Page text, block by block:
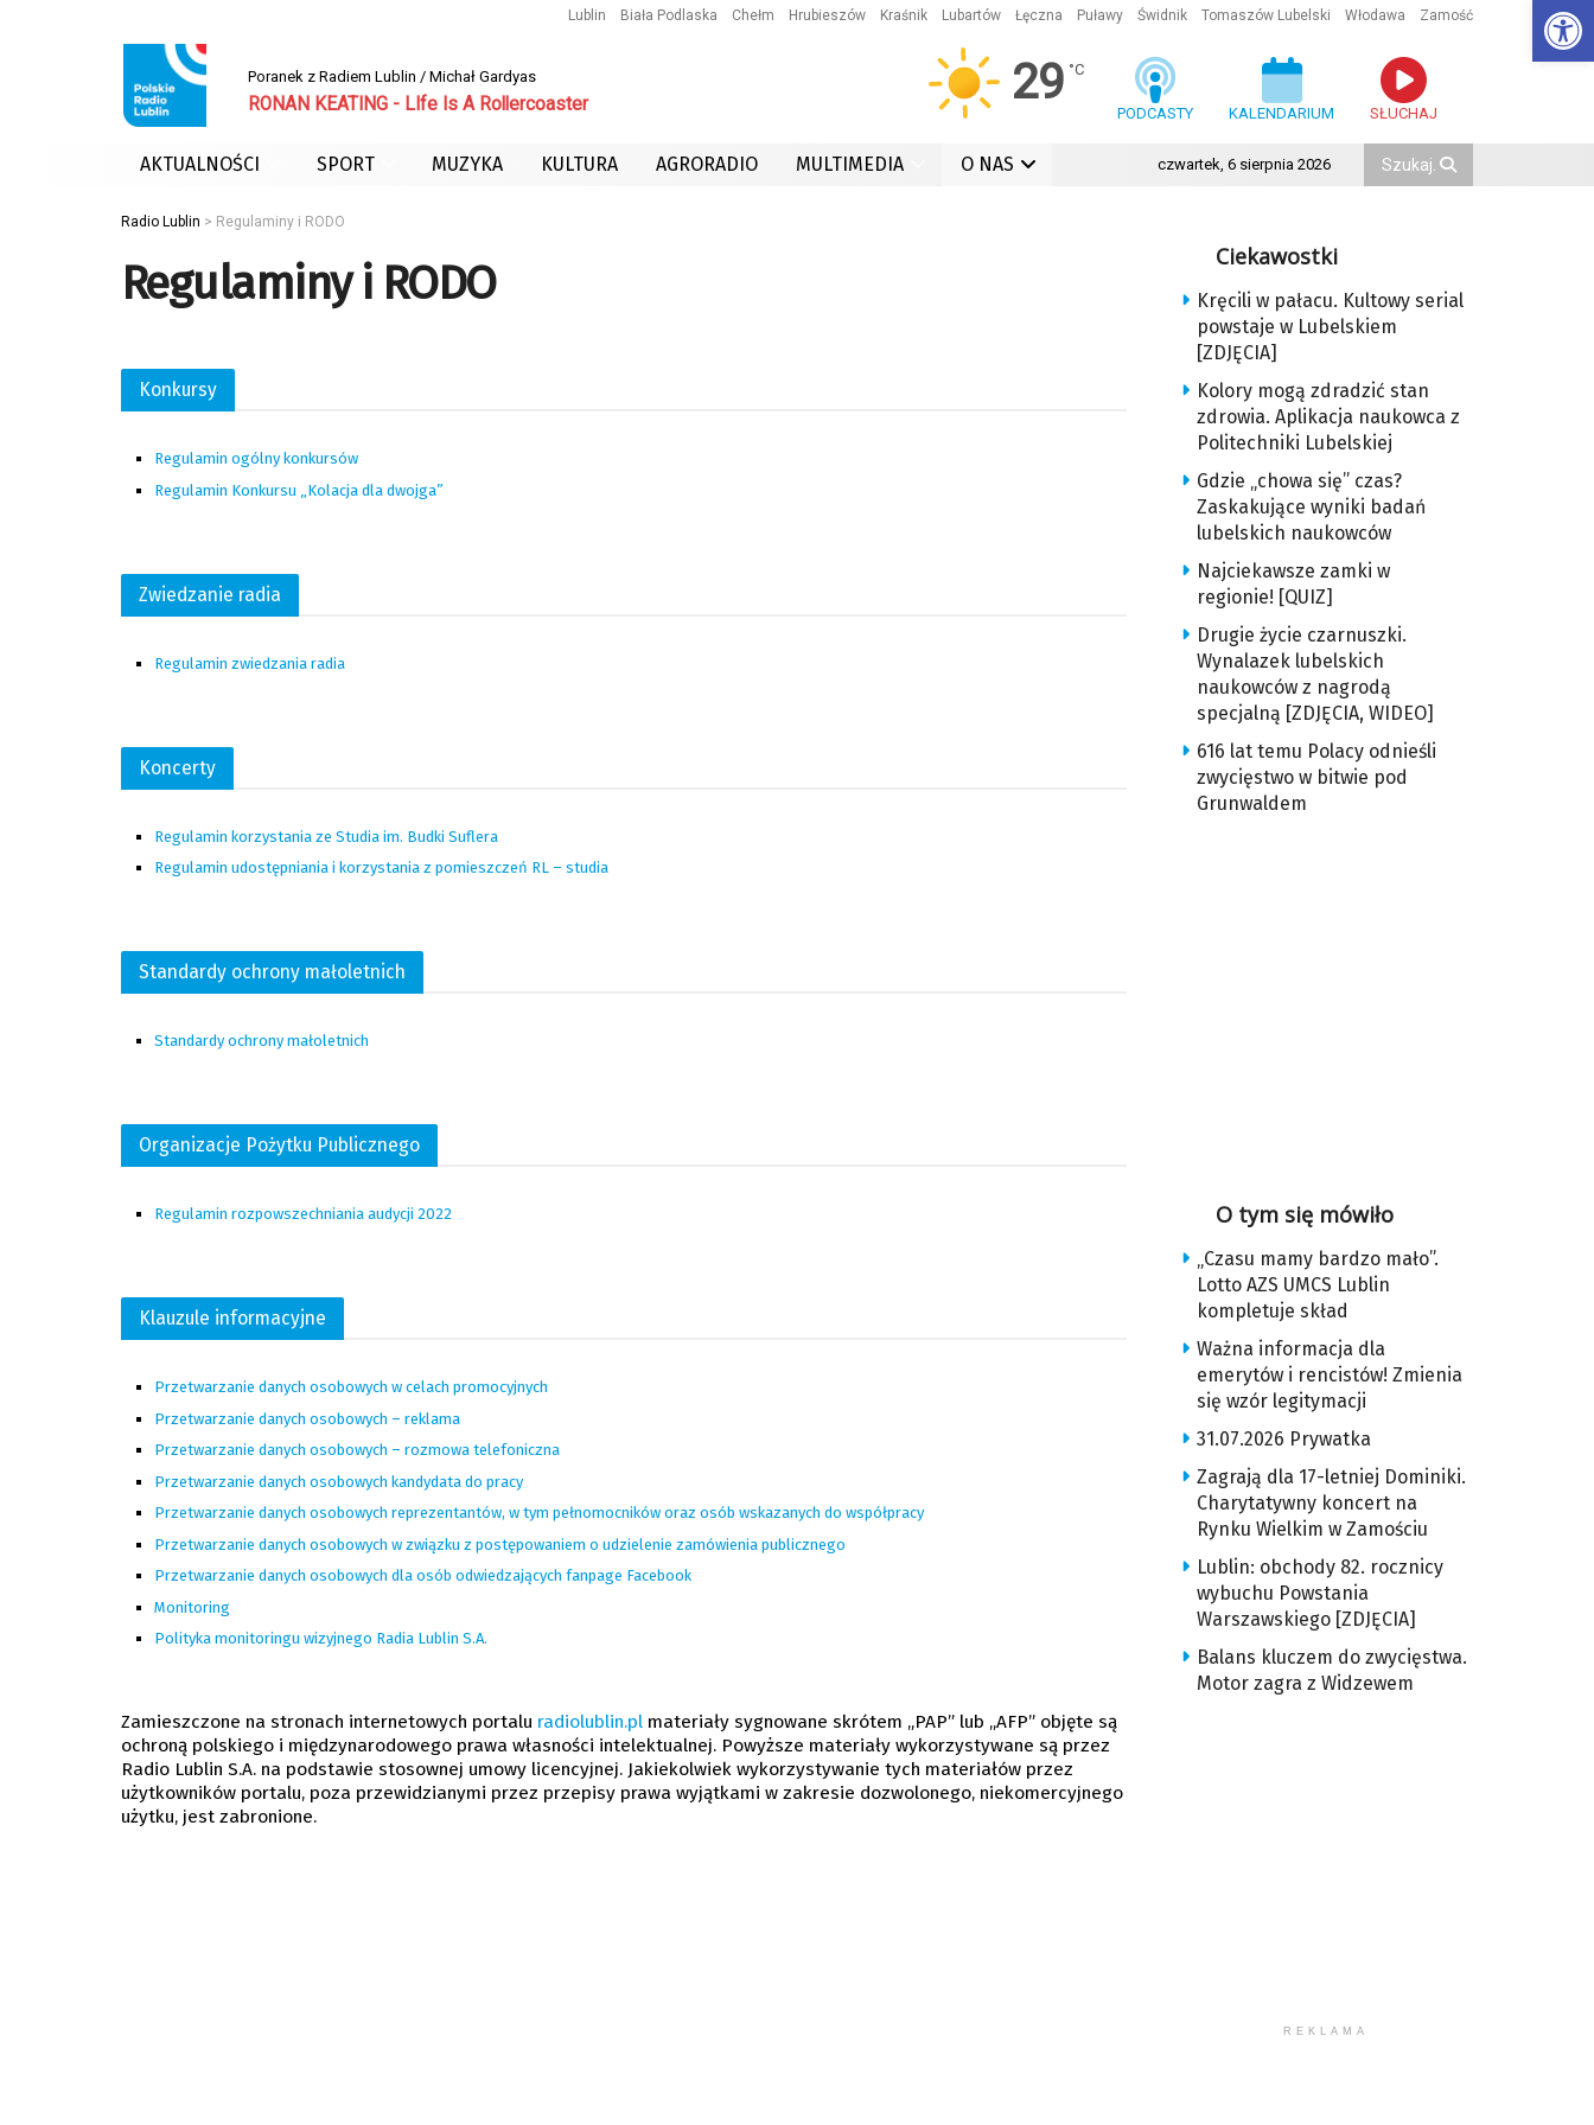
Lublin Biała Podlaska Chełm Hrubieszów Kraśnik Lubartów Łęczna Puławy Świdnik Tomaszów Lubelski Włodawa Zamość
Poranek z Radiem Lublin / Michał Gardyas
RONAN KEATING - LIfe Is A Rollercoaster 29 °C
PODCASTY KALENDARIUM SŁUCHAJ
AKTUALNOŚCI SPORT MUZYKA KULTURA AGRORADIO MULTIMEDIA O NAS czwartek, 6 sierpnia 2026
Radio Lublin > Regulaminy i RODO
Regulaminy i RODO
Konkursy
Regulamin ogólny konkursów
Regulamin Konkursu „Kolacja dla dwojga”
Zwiedzanie radia
Regulamin zwiedzania radia
Koncerty
Regulamin korzystania ze Studia im. Budki Suflera
Regulamin udostępniania i korzystania z pomieszczeń RL – studia
Standardy ochrony małoletnich
Standardy ochrony małoletnich
Organizacje Pożytku Publicznego
Regulamin rozpowszechniania audycji 2022
Klauzule informacyjne
Przetwarzanie danych osobowych w celach promocyjnych
Przetwarzanie danych osobowych – reklama
Przetwarzanie danych osobowych – rozmowa telefoniczna
Przetwarzanie danych osobowych kandydata do pracy
Przetwarzanie danych osobowych reprezentantów, w tym pełnomocników oraz osób wskazanych do współpracy
Przetwarzanie danych osobowych w związku z postępowaniem o udzielenie zamówienia publicznego
Przetwarzanie danych osobowych dla osób odwiedzających fanpage Facebook
Monitoring
Polityka monitoringu wizyjnego Radia Lublin S.A.
Zamieszczone na stronach internetowych portalu radiolublin.pl materiały sygnowane skrótem „PAP” lub „AFP” objęte są
ochroną polskiego i międzynarodowego prawa własności intelektualnej. Powyższe materiały wykorzystywane są przez
Radio Lublin S.A. na podstawie stosownej umowy licencyjnej. Jakiekolwiek wykorzystywanie tych materiałów przez
użytkowników portalu, poza przewidzianymi przez przepisy prawa wyjątkami w zakresie dozwolonego, niekomercyjnego
użytku, jest zabronione.
Ciekawostki
Kręcili w pałacu. Kultowy serial
powstaje w Lubelskiem
[ZDJĘCIA]
Kolory mogą zdradzić stan
zdrowia. Aplikacja naukowca z
Politechniki Lubelskiej
Gdzie „chowa się” czas?
Zaskakujące wyniki badań
lubelskich naukowców
Najciekawsze zamki w
regionie! [QUIZ]
Drugie życie czarnuszki.
Wynalazek lubelskich
naukowców z nagrodą
specjalną [ZDJĘCIA, WIDEO]
616 lat temu Polacy odnieśli
zwycięstwo w bitwie pod
Grunwaldem
O tym się mówiło
„Czasu mamy bardzo mało”.
Lotto AZS UMCS Lublin
kompletuje skład
Ważna informacja dla
emerytów i rencistów! Zmienia
się wzór legitymacji
31.07.2026 Prywatka
Zagrają dla 17-letniej Dominiki.
Charytatywny koncert na
Rynku Wielkim w Zamościu
Lublin: obchody 82. rocznicy
wybuchu Powstania
Warszawskiego [ZDJĘCIA]
Balans kluczem do zwycięstwa.
Motor zagra z Widzewem
REKLAMA